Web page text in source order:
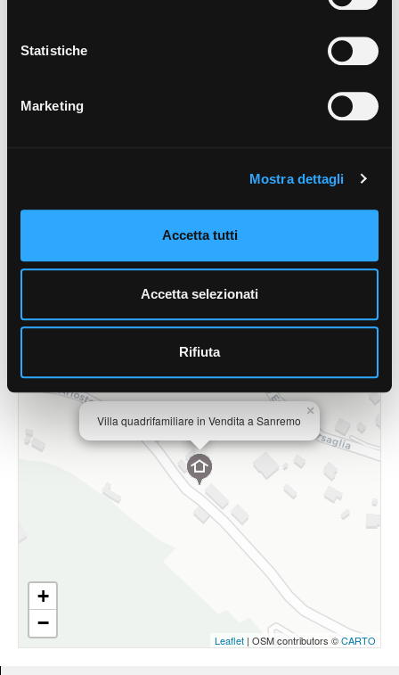
Statistiche
Marketing
Mostra dettagli
Accetta tutti
Accetta selezionati
Rifiuta
Consulta la mappa e scopri le caratteristiche della
zona in cui è ubicato l'immobile:
Villa quadrifamiliare in Vendita a Sanremo
×
+
−
Leaflet | OSM contributors ©CARTO